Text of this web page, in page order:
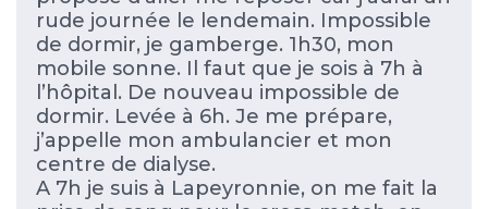
rude journée le lendemain. Impossible
de dormir, je gamberge. 1h30, mon
mobile sonne. Il faut que je sois à 7h à
l’hôpital. De nouveau impossible de
dormir. Levée à 6h. Je me prépare,
j’appelle mon ambulancier et mon
centre de dialyse.
A 7h je suis à Lapeyronnie, on me fait la